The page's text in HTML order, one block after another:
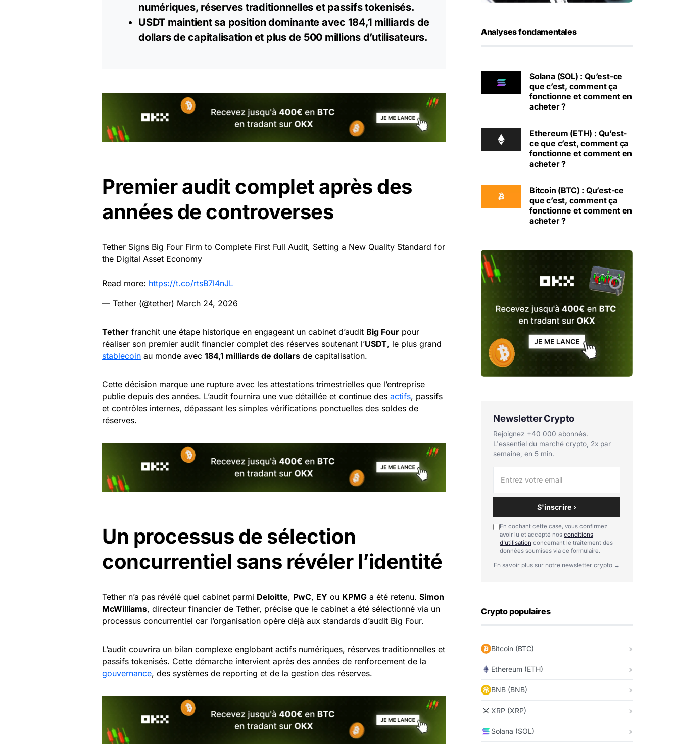
numériques, réserves traditionnelles et passifs tokenisés.
USDT maintient sa position dominante avec 184,1 milliards de
dollars decapitalisationet plus de 500 millions d’utilisateurs.
Premier audit complet après des
années de controverses
Tether Signs Big Four Firm to Complete First Full Audit, Setting a New Quality Standard for
the Digital Asset Economy
Read more: https://t.co/rtsB7l4nJL
— Tether (@tether) March 24, 2026
Tether franchit une étape historique en engageant un cabinet d’audit Big Four pour
réaliser son premier audit financier complet des réserves soutenant l’USDT, le plus grand
stablecoin au monde avec 184,1 milliards de dollars de capitalisation.
Cette décision marque une rupture avec les attestations trimestrielles que l’entreprise
publie depuis des années. L’audit fournira une vue détaillée et continue des actifs, passifs
et contrôles internes, dépassant les simples vérifications ponctuelles des soldes de
réserves.
Un processus de sélection
concurrentiel sans révéler l’identité
Tether n’a pas révélé quel cabinet parmi Deloitte, PwC, EY ou KPMG a été retenu. Simon
McWilliams, directeur financier de Tether, précise que le cabinet a été sélectionné via un
processus concurrentiel car l’organisation opère déjà aux standards d’audit Big Four.
L’audit couvrira un bilan complexe englobant actifs numériques, réserves traditionnelles et
passifs tokenisés. Cette démarche intervient après des années de renforcement de la
gouvernance, des systèmes de reporting et de la gestion des réserves.
Analyses fondamentales
Solana (SOL) : Qu’est-ce
que c’est, comment ça
fonctionne et comment en
acheter ?
Ethereum (ETH) : Qu’est-
ce que c’est, comment ça
fonctionne et comment en
acheter ?
Bitcoin (BTC) : Qu’est-ce
que c’est, comment ça
fonctionne et comment en
acheter ?
Newsletter Crypto
Rejoignez +40 000 abonnés.
L'essentiel du marché crypto, 2x par
semaine, en 5 min.
S'inscrire ›
En cochant cette case, vous confirmez
avoir lu et accepté nos conditions
d'utilisation concernant le traitement des
données soumises via ce formulaire.
En savoir plus sur notre newsletter crypto →
Crypto populaires
Bitcoin (BTC)
Ethereum (ETH)
BNB (BNB)
XRP (XRP)
Solana (SOL)